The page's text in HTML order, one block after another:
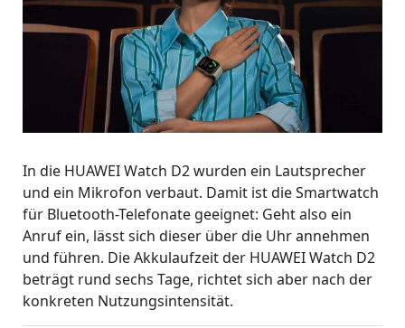
In die HUAWEI Watch D2 wurden ein Lautsprecher
und ein Mikrofon verbaut. Damit ist die Smartwatch
für Bluetooth-Telefonate geeignet: Geht also ein
Anruf ein, lässt sich dieser über die Uhr annehmen
und führen. Die Akkulaufzeit der HUAWEI Watch D2
beträgt rund sechs Tage, richtet sich aber nach der
konkreten Nutzungsintensität.